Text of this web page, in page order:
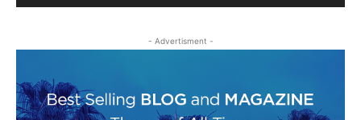
- Advertisment -